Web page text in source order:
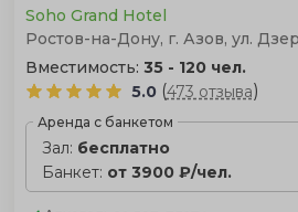
Soho Grand Hotel
Ростов-на-Дону, г. Азов, ул.
Вместимость: 35 - 120 чел.
5.0 (473 отзыва)
Аренда с банкетом
Зал: бесплатно
Банкет: от 3900 ₽/чел.